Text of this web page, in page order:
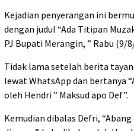
Kejadian penyerangan ini
dengan judul “Ada Titipan
PJ Bupati Merangin, ” Rabu (9/
Tidak lama setelah berita
lewat WhatsApp dan bertanya
oleh Hendri ” Maksud apo Def”.
Kemudian dibalas Defri,